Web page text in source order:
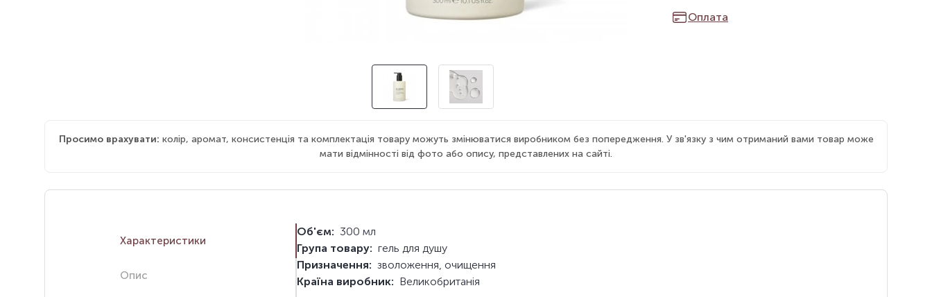
Оплата
Просимо врахувати: колір, аромат, консистенція та комплектація товару можуть змінюватися виробником без попередження. У зв'язку з чим отриманий вами товар може
мати відмінності від фото або опису, представлених на сайті.
Характеристики
Опис
Об'єм: 300 мл
Група товару: гель для душу
Призначення: зволоження, очищення
Країна виробник: Великобританія